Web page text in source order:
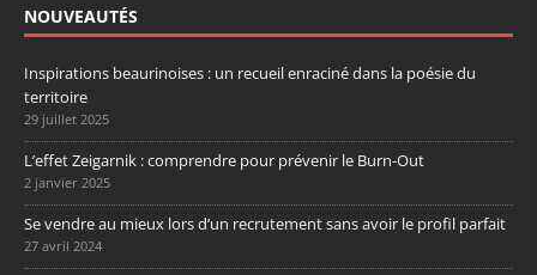
NOUVEAUTÉS
Inspirations beaurinoises : un recueil enraciné dans la poésie du
territoire
29 juillet 2025
L’effet Zeigarnik : comprendre pour prévenir le Burn-Out
2 janvier 2025
Se vendre au mieux lors d’un recrutement sans avoir le profil parfait
27 avril 2024